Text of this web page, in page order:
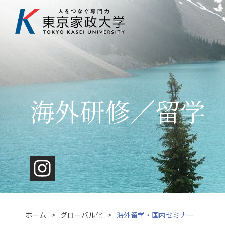
海外研修／留学
ホーム グローバル化 海外留学・国内セミナー